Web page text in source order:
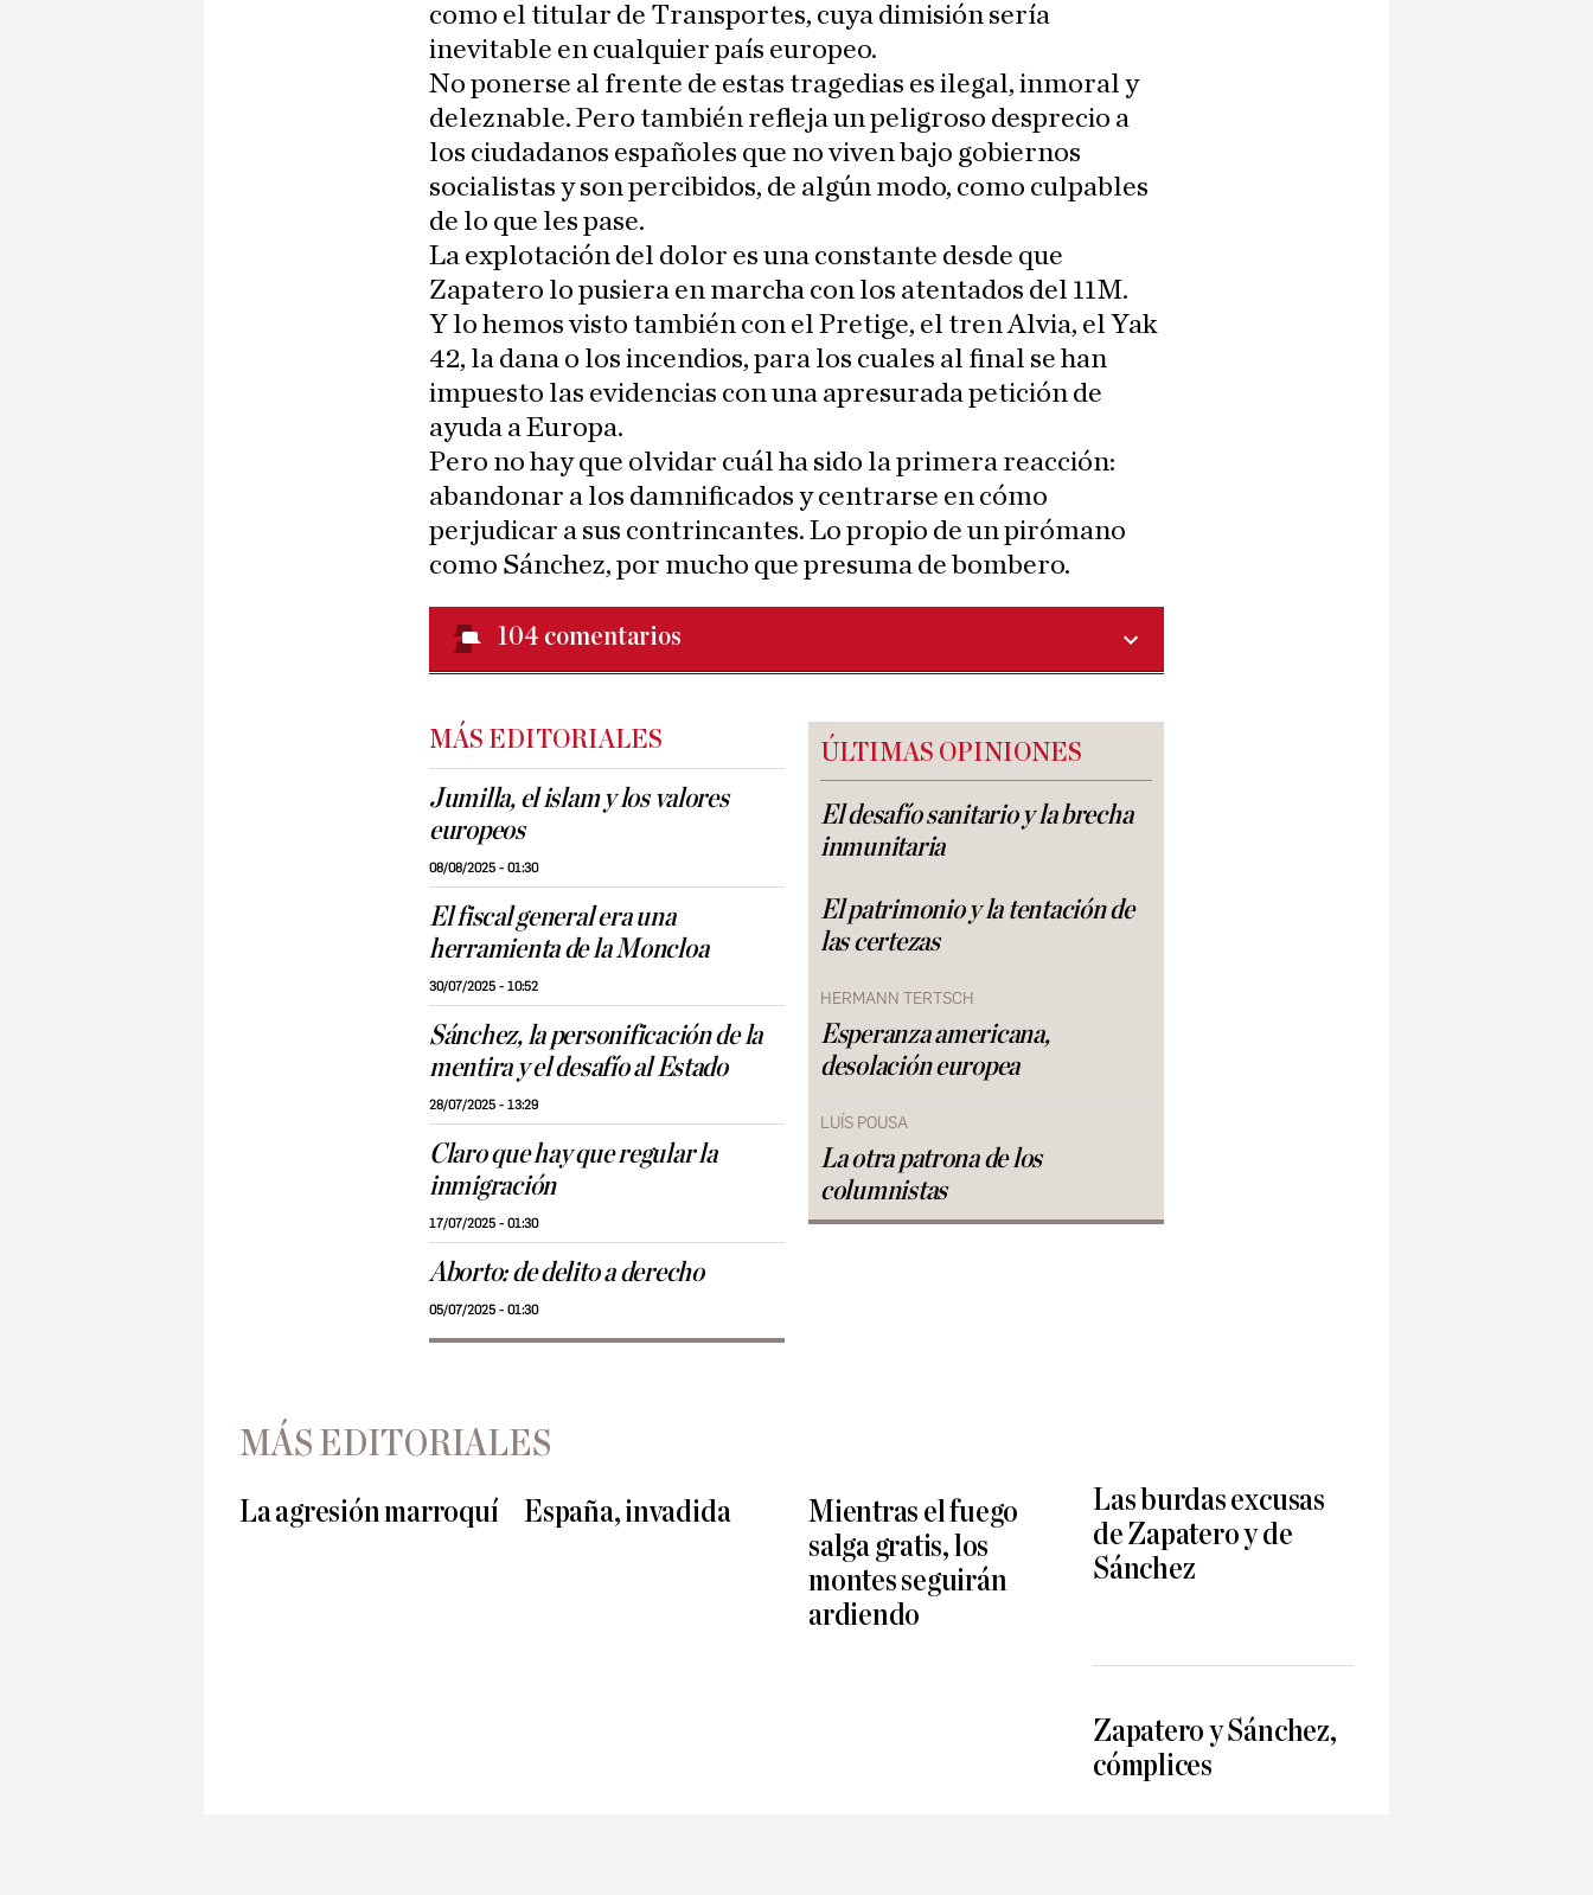
como el titular de Transportes, cuya dimisión sería
inevitable en cualquier país europeo.
No ponerse al frente de estas tragedias es ilegal, inmoral y
deleznable. Pero también refleja un peligroso desprecio a
los ciudadanos españoles que no viven bajo gobiernos
socialistas y son percibidos, de algún modo, como culpables
de lo que les pase.
La explotación del dolor es una constante desde que
Zapatero lo pusiera en marcha con los atentados del 11M.
Y lo hemos visto también con el Pretige, el tren Alvia, el Yak
42, la dana o los incendios, para los cuales al final se han
impuesto las evidencias con una apresurada petición de
ayuda a Europa.
Pero no hay que olvidar cuál ha sido la primera reacción:
abandonar a los damnificados y centrarse en cómo
perjudicar a sus contrincantes. Lo propio de un pirómano
como Sánchez, por mucho que presuma de bombero.
104 comentarios
MÁS EDITORIALES
Jumilla, el islam y los valores
europeos
08/08/2025 - 01:30
El fiscal general era una
herramienta de la Moncloa
30/07/2025 - 10:52
Sánchez, la personificación de la
mentira y el desafío al Estado
28/07/2025 - 13:29
Claro que hay que regular la
inmigración
17/07/2025 - 01:30
Aborto: de delito a derecho
05/07/2025 - 01:30
ÚLTIMAS OPINIONES
El desafío sanitario y la brecha
inmunitaria
El patrimonio y la tentación de
las certezas
HERMANN TERTSCH
Esperanza americana,
desolación europea
LUÍS POUSA
La otra patrona de los
columnistas
MÁS EDITORIALES
La agresión marroquí España, invadida
Mientras el fuego
salga gratis, los
montes seguirán
ardiendo
Las burdas excusas
de Zapatero y de
Sánchez
Zapatero y Sánchez,
cómplices